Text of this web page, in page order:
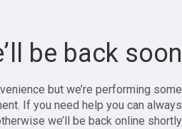
be back soon!
but we’re performing some
If you need help you can always
we’ll be back online shortly!